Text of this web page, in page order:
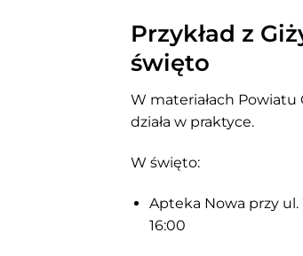
Przykład z
święto
W materiałach
działa w praktyce.
W święto:
Apteka Nowa przy
16:00